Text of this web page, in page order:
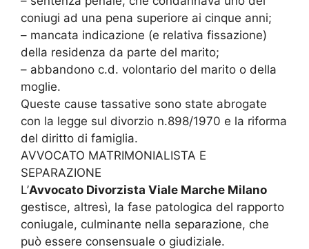
coniugi ad una pena superiore ai cinque anni;
– mancata indicazione (e relativa fissazione)
della residenza da parte del marito;
– abbandono c.d. volontario del marito o della
moglie.
Queste cause tassative sono state abrogate
con la legge sul divorzio n.898/1970 e la riforma
del diritto di famiglia.
AVVOCATO MATRIMONIALISTA E
SEPARAZIONE
L’Avvocato Divorzista Viale Marche Milano
gestisce, altresì, la fase patologica del rapporto
coniugale, culminante nella separazione, che
può essere consensuale o giudiziale.